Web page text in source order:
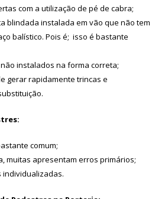
com a utilização de pé de cabra;
blindada instalada em vão que não tem
balístico. Pois é; isso é bastante
instalados na forma correta;
gerar rapidamente trincas e
comum;
muitas apresentam erros primários;
individualizadas.